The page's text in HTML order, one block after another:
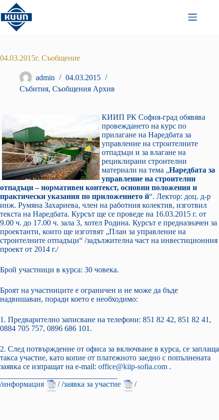
Преминаване
към
съдържанието
04.03.2015г. Съобщение
admin
04.03.2015
Събития, Съобщения Архив
КИИП РК София-град обявява
провеждането на курс по
прилагане на Наредбата за
управление на строителните
отпадъци и за влагане на
рециклирани строителни
материали на тема „Наредбата за
управление на строителни
отпадъци – нормативен контекст, основни положения и
практически указания по приложението й“. Лектор: доц. д-р
инж. Румяна Захариева, член на работния колектив, изготвил
текста на Наредбата. Курсът ще се проведе на 16.03.2015 г. от
9.00 ч. до 17.00 ч. зала 3, хотел Родина. Курсът е предназначен за
проектанти, които ще изготвят „План за управление на
строителните отпадъци“ /задължителна част на инвестиционния
проект от 2014 г./
Брой участници в курса: 30 човека.
Броят на участниците е ограничен и не може да бъде
надвишаван, поради което е необходимо:
1. Предварително записване на телефони: 851 82 42, 851 82 41,
0884 705 757, 0896 686 101.
2. След потвърждение от офиса за включване в курса, се заплаща
такса участие, като копие от платежното заедно с попълнената
заявка се изпращат на е-mail: office@kiip-sofia.com .
/информация / /заявка за участие /